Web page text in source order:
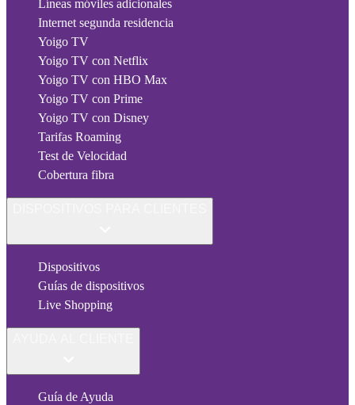
Líneas móviles adicionales
Internet segunda residencia
Yoigo TV
Yoigo TV con Netflix
Yoigo TV con HBO Max
Yoigo TV con Prime
Yoigo TV con Disney
Tarifas Roaming
Test de Velocidad
Cobertura fibra
Dispositivos
Guías de dispositivos
Live Shopping
Guía de Ayuda